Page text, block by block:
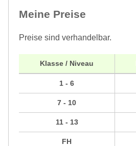
Meine Preise
Preise sind verhandelbar.
Klasse / Niveau
1 - 6
7 - 10
11 - 13
FH